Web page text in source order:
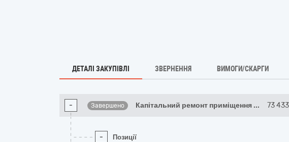
ДЕТАЛІ ЗАКУПІВЛІ ЗВЕРНЕННЯ ВИМОГИ/СКАРГИ
- Завершено Капітальний ремонт приміщення ... 73
- Позиції